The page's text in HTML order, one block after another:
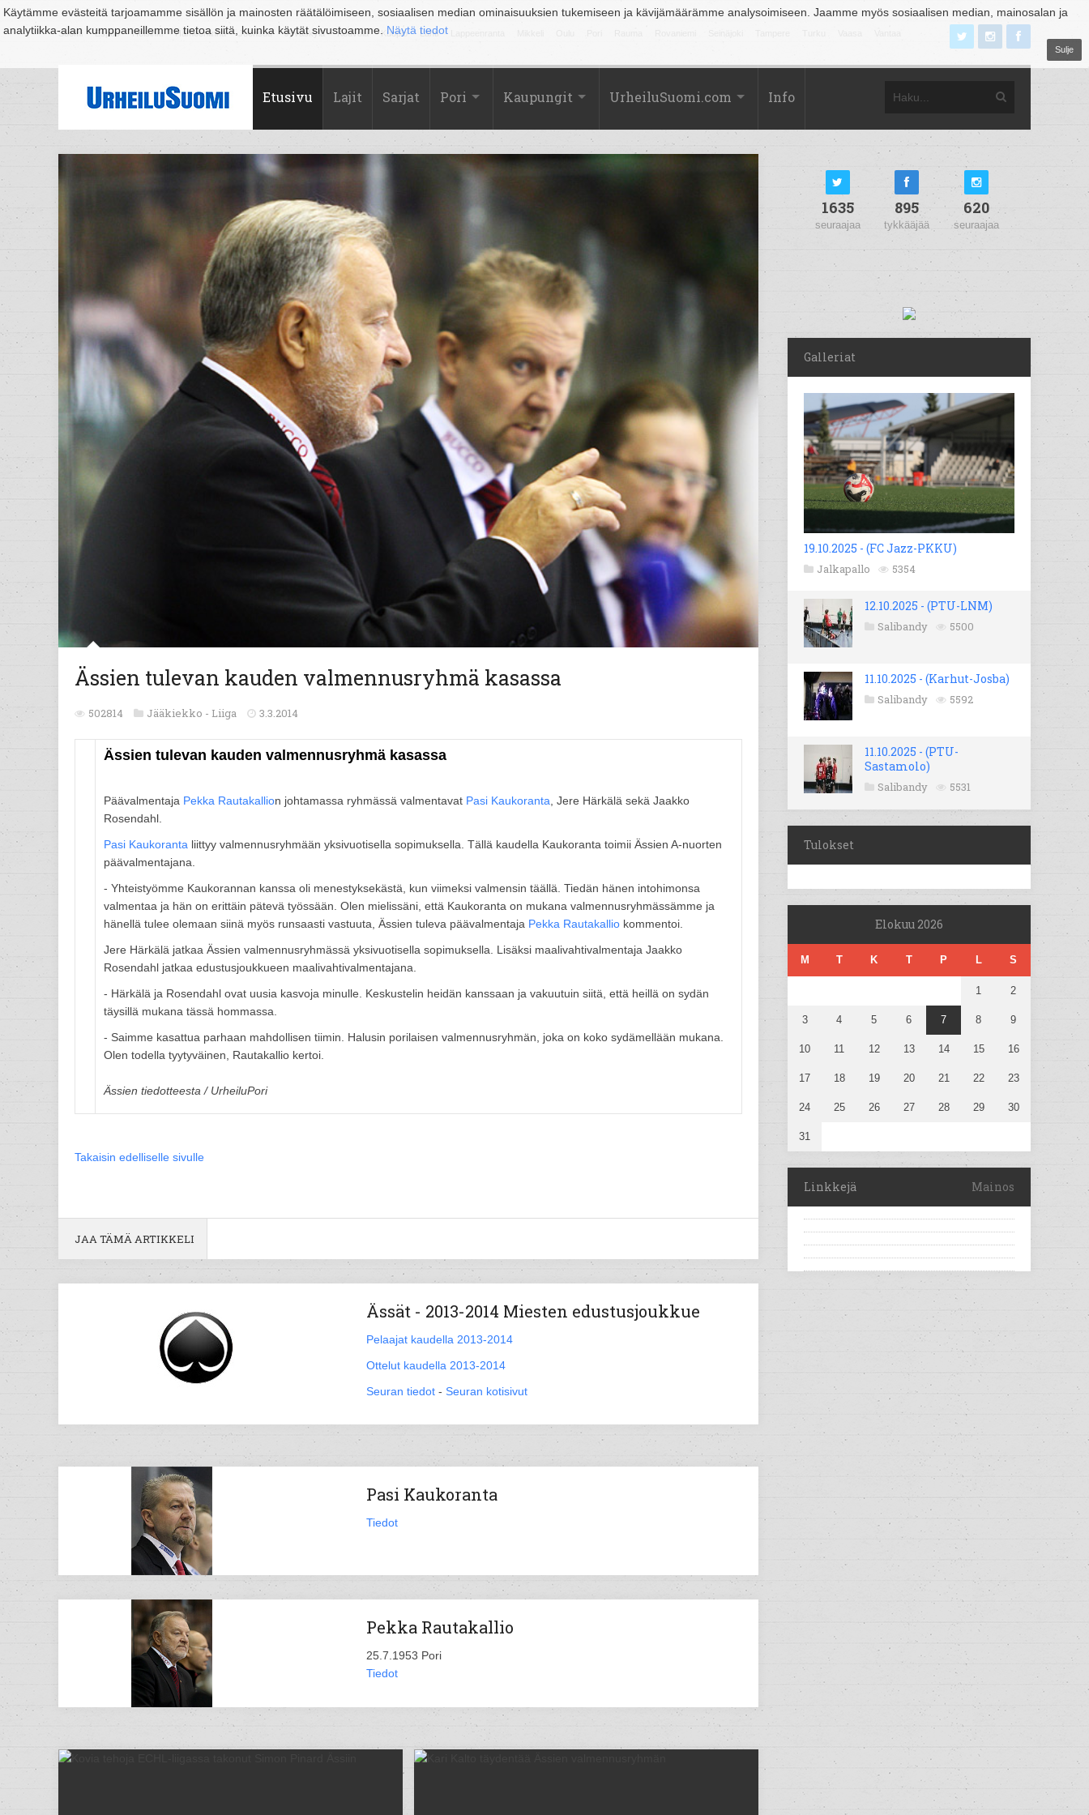
Käytämme evästeitä tarjoamamme sisällön ja mainosten räätälöimiseen, sosiaalisen median ominaisuuksien tukemiseen ja kävijämäärämme analysoimiseen. Jaamme myös sosiaalisen median, mainosalan ja
analytiikka-alan kumppaneillemme tietoa siitä, kuinka käytät sivustoamme. Näytä tiedot
Sulje
Suomi Espoo Helsinki Hämeenlinna Joensuu Jyväskylä Kouvola Kuopio Lahti
Etusivu Lajit Sarjat Pori Kaupungit UrheiluSuomi.com Info
Ässien tulevan kauden valmennusryhmä kasassa
502814 Jääkiekko - Liiga 3.3.2014
Ässien tulevan kauden valmennusryhmä kasassa
Päävalmentaja Pekka Rautakallion johtamassa ryhmässä valmentavat Pasi Kaukoranta, Jere Härkälä sekä Jaakko
Rosendahl.
Pasi Kaukoranta liittyy valmennusryhmään yksivuotisella sopimuksella. Tällä kaudella Kaukoranta toimii Ässien A-nuorten
päävalmentajana.
- Yhteistyömme Kaukorannan kanssa oli menestyksekästä, kun viimeksi valmensin täällä. Tiedän hänen intohimonsa
valmentaa ja hän on erittäin pätevä työssään. Olen mielissäni, että Kaukoranta on mukana valmennusryhmässämme ja
hänellä tulee olemaan siinä myös runsaasti vastuuta, Ässien tuleva päävalmentaja Pekka Rautakallio kommentoi.
Jere Härkälä jatkaa Ässien valmennusryhmässä yksivuotisella sopimuksella. Lisäksi maalivahtivalmentaja Jaakko
Rosendahl jatkaa edustusjoukkueen maalivahtivalmentajana.
- Härkälä ja Rosendahl ovat uusia kasvoja minulle. Keskustelin heidän kanssaan ja vakuutuin siitä, että heillä on sydän
täysillä mukana tässä hommassa.
- Saimme kasattua parhaan mahdollisen tiimin. Halusin porilaisen valmennusryhmän, joka on koko sydämellään mukana.
Olen todella tyytyväinen, Rautakallio kertoi.
Ässien tiedotteesta / UrheiluPori
Takaisin edelliselle sivulle
JAA TÄMÄ ARTIKKELI
Ässät - 2013-2014 Miesten edustusjoukkue
Pelaajat kaudella 2013-2014
Ottelut kaudella 2013-2014
Seuran tiedot - Seuran kotisivut
Pasi Kaukoranta
Tiedot
Pekka Rautakallio
25.7.1953 Pori
Tiedot
1635
seuraajaa
895
tykkääjää
620
seuraajaa
Galleriat
19.10.2025 - (FC Jazz-PKKU)
Jalkapallo 5354
12.10.2025 - (PTU-LNM)
Salibandy 5500
11.10.2025 - (Karhut-Josba)
Salibandy 5592
11.10.2025 - (PTU-
Sastamolo)
Salibandy 5531
Tulokset
Elokuu 2026
M T K T P L S
1 2
3 4 5 6 7 8 9
10 11 12 13 14 15 16
17 18 19 20 21 22 23
24 25 26 27 28 29 30
31
Linkkejä Mainos